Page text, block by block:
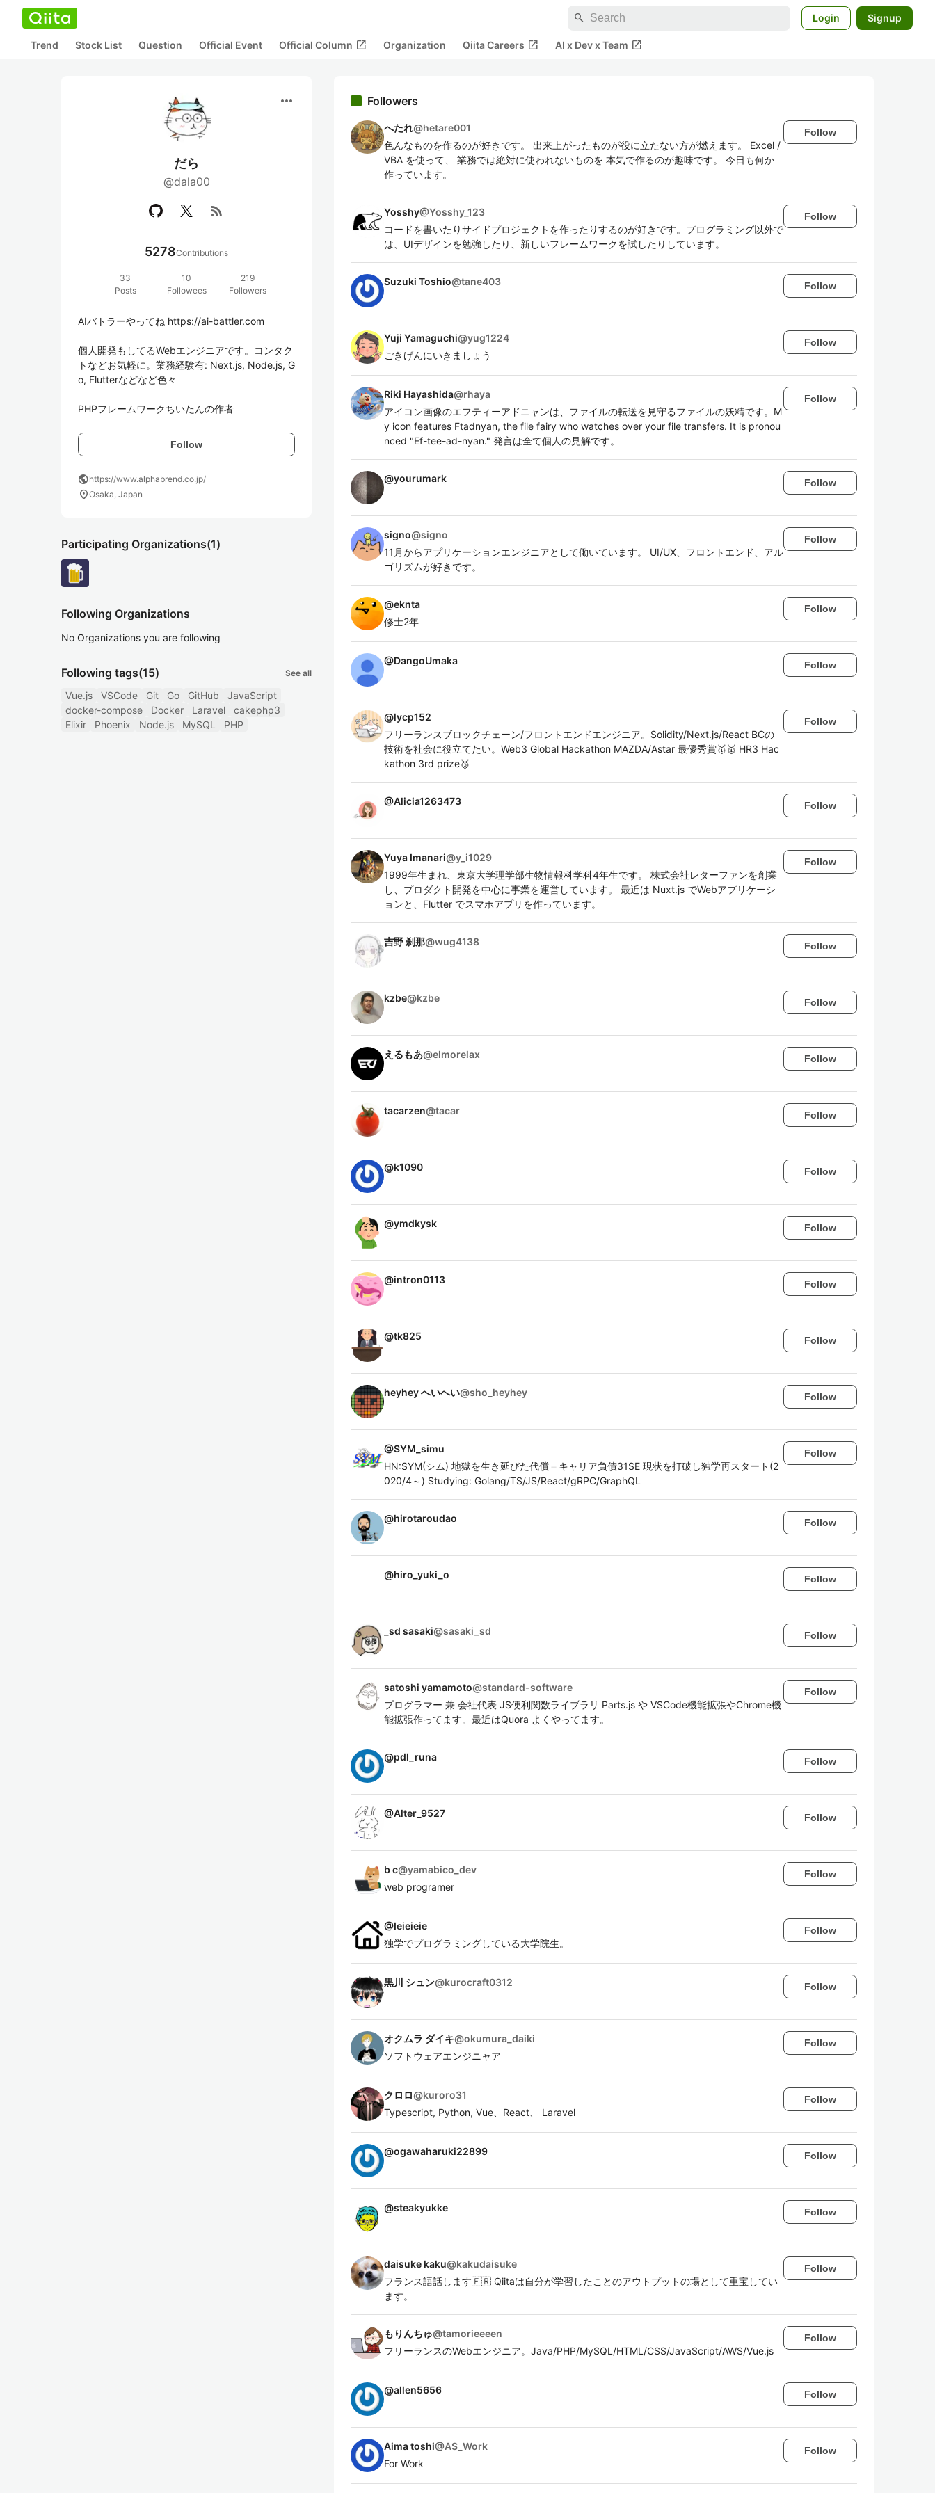
search Login Signup
Trend Stock List Question Official Event Official Column open_in_new Organization Qiita Careers open_in_new AI x Dev x Team open_in_new
more_horiz
だら
@dala00
rss_feed
5278Contributions
33
Posts
10
Followees
219
Followers
AIバトラーやってね https://ai-battler.com
個人開発もしてるWebエンジニアです。コンタク
トなどお気軽に。業務経験有: Next.js, Node.js, G
o, Flutterなどなど色々
PHPフレームワークちいたんの作者
Follow
publichttps://www.alphabrend.co.jp/
location_onOsaka, Japan
Participating Organizations(1)
Following Organizations
No Organizations you are following
Following tags(15) See all
Vue.js VSCode Git Go GitHub
JavaScript
docker-compose
Docker Laravel
cakephp3
Elixir
Phoenix Node.js MySQL PHP
Followers
へたれ@hetare001
色んなものを作るのが好きです。 出来上がったものが役に立たない方が燃えます。 Excel /
VBA を使って、 業務では絶対に使われないものを 本気で作るのが趣味です。 今日も何か
作っています。
Follow
Yosshy@Yosshy_123
コードを書いたりサイドプロジェクトを作ったりするのが好きです。プログラミング以外で
は、UIデザインを勉強したり、新しいフレームワークを試したりしています。
Follow
Suzuki Toshio@tane403 Follow
Yuji Yamaguchi@yug1224
ごきげんにいきましょう
Follow
Riki Hayashida@rhaya
アイコン画像のエフティーアドニャンは、ファイルの転送を見守るファイルの妖精です。M
y icon features Ftadnyan, the file fairy who watches over your file transfers. It is pronou
nced "Ef-tee-ad-nyan." 発言は全て個人の見解です。
Follow
@yourumark Follow
signo@signo
11月からアプリケーションエンジニアとして働いています。 UI/UX、フロントエンド、アル
ゴリズムが好きです。
Follow
@eknta
修士2年
Follow
@DangoUmaka Follow
@lycp152
フリーランスブロックチェーン/フロントエンドエンジニア。Solidity/Next.js/React BCの
技術を社会に役立てたい。Web3 Global Hackathon MAZDA/Astar 最優秀賞🥇🥇 HR3 Hac
kathon 3rd prize🥉
Follow
@Alicia1263473 Follow
Yuya Imanari@y_i1029
1999年生まれ、東京大学理学部生物情報科学科4年生です。 株式会社レターファンを創業
し、プロダクト開発を中心に事業を運営しています。 最近は Nuxt.js でWebアプリケーシ
ョンと、Flutter でスマホアプリを作っています。
Follow
吉野 刹那@wug4138 Follow
kzbe@kzbe Follow
えるもあ@elmorelax Follow
tacarzen@tacar Follow
@k1090 Follow
@ymdkysk Follow
@intron0113 Follow
@tk825 Follow
heyhey へいへい@sho_heyhey Follow
@SYM_simu
HN:SYM(シム) 地獄を生き延びた代償＝キャリア負債31SE 現状を打破し独学再スタート(2
020/4～) Studying: Golang/TS/JS/React/gRPC/GraphQL
Follow
@hirotaroudao Follow
@hiro_yuki_o Follow
_sd sasaki@sasaki_sd Follow
satoshi yamamoto@standard-software
プログラマー 兼 会社代表 JS便利関数ライブラリ Parts.js や VSCode機能拡張やChrome機
能拡張作ってます。最近はQuora よくやってます。
Follow
@pdl_runa Follow
@Alter_9527 Follow
b c@yamabico_dev
web programer
Follow
@Ieieieie
独学でプログラミングしている大学院生。
Follow
黒川 シュン@kurocraft0312 Follow
オクムラ ダイキ@okumura_daiki
ソフトウェアエンジニャア
Follow
クロロ@kuroro31
Typescript, Python, Vue、React、 Laravel
Follow
@ogawaharuki22899 Follow
@steakyukke Follow
daisuke kaku@kakudaisuke
フランス語話します🇫🇷 Qiitaは自分が学習したことのアウトプットの場として重宝してい
ます。
Follow
もりんちゅ@tamorieeeen
フリーランスのWebエンジニア。Java/PHP/MySQL/HTML/CSS/JavaScript/AWS/Vue.js
Follow
@allen5656 Follow
Aima toshi@AS_Work
For Work
Follow